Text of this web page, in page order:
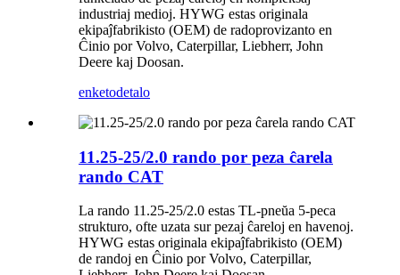
industriaj medioj. HYWG estas originala
ekipaĵfabrikisto (OEM) de radoprovizanto en
Ĉinio por Volvo, Caterpillar, Liebherr, John
Deere kaj Doosan.
enketodetalo
11.25-25/2.0 rando por peza ĉarela
rando CAT
La rando 11.25-25/2.0 estas TL-pneŭa 5-peca
strukturo, ofte uzata sur pezaj ĉareloj en havenoj.
HYWG estas originala ekipaĵfabrikisto (OEM)
de randoj en Ĉinio por Volvo, Caterpillar,